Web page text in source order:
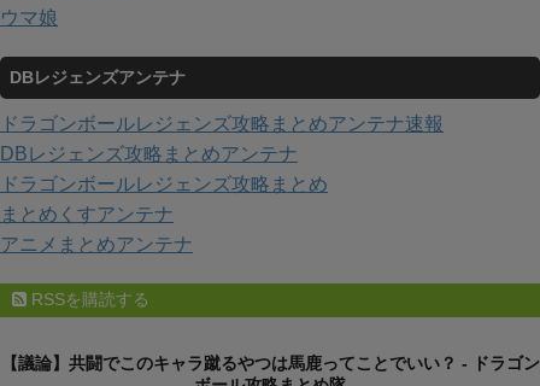
ウマ娘
DBレジェンズアンテナ
ドラゴンボールレジェンズ攻略まとめアンテナ速報
DBレジェンズ攻略まとめアンテナ
ドラゴンボールレジェンズ攻略まとめ
まとめくすアンテナ
アニメまとめアンテナ
RSSを購読する
【議論】共闘でこのキャラ蹴るやつは馬鹿ってことでいい？ - ドラゴン